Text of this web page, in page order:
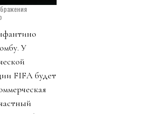
У
FIFA будет